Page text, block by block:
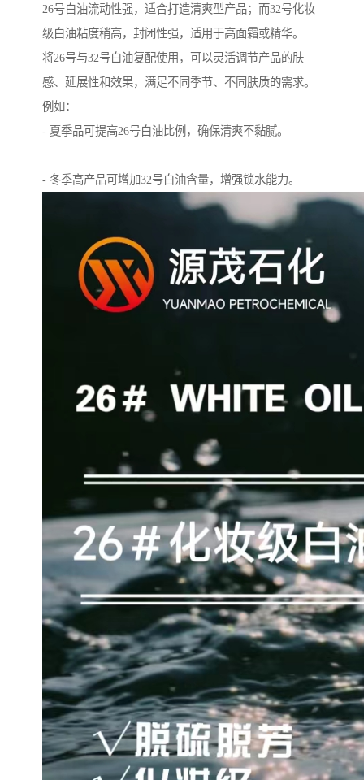
26号白油流动性强，适合打造清爽型产品；而32号化妆
级白油粘度稍高，封闭性强，适用于高面霜或精华。
将26号与32号白油复配使用，可以灵活调节产品的肤
感、延展性和效果，满足不同季节、不同肤质的需求。
例如：
- 夏季品可提高26号白油比例，确保清爽不黏腻。
- 冬季高产品可增加32号白油含量，增强锁水能力。